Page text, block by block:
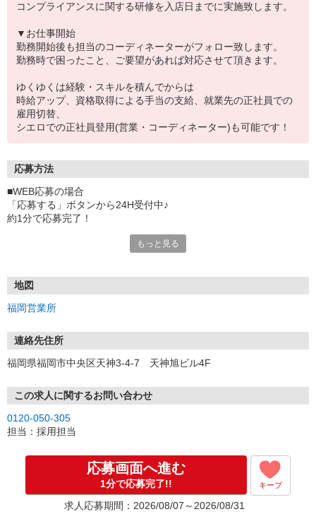
コンプライアンスに関する研修を入店日までに実施致します。
▼お仕事開始
勤務開始後も担当のコーディネーターがフォロー致します。
勤務時で困ったこと、ご要望があれば対応させて頂きます。
ゆくゆくは経験・スキルを積んでからは
時給アップ、資格取得による手当の支給、就業先の正社員での
雇用切替、
シエロでの正社員登用(営業・コーディネーター)も可能です！
応募方法
■WEB応募の場合
「応募する」ボタンから24H受付中♪
約1分で応募完了！
①応募から3営業日を目安に、メールorお電話でご連絡します。
★スマホでWEB面接（LINEなど）・出張面接・事務所面接と選べま
す
③面接実施（履歴書不要）
※ご希望があれば、職場見学の調整もOKです！
お気軽にご応募ください♪
もっと見る
地図
福岡営業所
連絡先住所
福岡県福岡市中央区天神3-4-7 天神旭ビル4F
この求人に関するお問い合わせ
0120-050-305
担当：採用担当
応募画面へ進む
1分で応募完了!! キープ
求人応募期間：2026/08/07～2026/08/31